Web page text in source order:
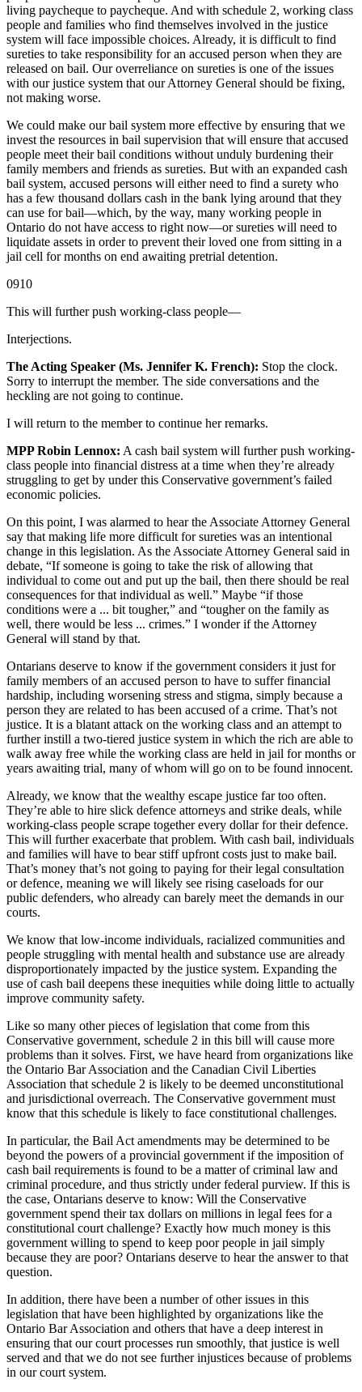
living paycheque to paycheque. And with schedule 2, working class
people and families who find themselves involved in the justice
system will face impossible choices. Already, it is difficult to find
sureties to take responsibility for an accused person when they are
released on bail. Our overreliance on sureties is one of the issues
with our justice system that our Attorney General should be fixing,
not making worse.
We could make our bail system more effective by ensuring that we
invest the resources in bail supervision that will ensure that accused
people meet their bail conditions without unduly burdening their
family members and friends as sureties. But with an expanded cash
bail system, accused persons will either need to find a surety who
has a few thousand dollars cash in the bank lying around that they
can use for bail—which, by the way, many working people in
Ontario do not have access to right now—or sureties will need to
liquidate assets in order to prevent their loved one from sitting in a
jail cell for months on end awaiting pretrial detention.
0910
This will further push working-class people—
Interjections.
The Acting Speaker (Ms. Jennifer K. French): Stop the clock.
Sorry to interrupt the member. The side conversations and the
heckling are not going to continue.
I will return to the member to continue her remarks.
MPP Robin Lennox: A cash bail system will further push working-
class people into financial distress at a time when they’re already
struggling to get by under this Conservative government’s failed
economic policies.
On this point, I was alarmed to hear the Associate Attorney General
say that making life more difficult for sureties was an intentional
change in this legislation. As the Associate Attorney General said in
debate, “If someone is going to take the risk of allowing that
individual to come out and put up the bail, then there should be real
consequences for that individual as well.” Maybe “if those
conditions were a ... bit tougher,” and “tougher on the family as
well, there would be less ... crimes.” I wonder if the Attorney
General will stand by that.
Ontarians deserve to know if the government considers it just for
family members of an accused person to have to suffer financial
hardship, including worsening stress and stigma, simply because a
person they are related to has been accused of a crime. That’s not
justice. It is a blatant attack on the working class and an attempt to
further instill a two-tiered justice system in which the rich are able to
walk away free while the working class are held in jail for months or
years awaiting trial, many of whom will go on to be found innocent.
Already, we know that the wealthy escape justice far too often.
They’re able to hire slick defence attorneys and strike deals, while
working-class people scrape together every dollar for their defence.
This will further exacerbate that problem. With cash bail, individuals
and families will have to bear stiff upfront costs just to make bail.
That’s money that’s not going to paying for their legal consultation
or defence, meaning we will likely see rising caseloads for our
public defenders, who already can barely meet the demands in our
courts.
We know that low-income individuals, racialized communities and
people struggling with mental health and substance use are already
disproportionately impacted by the justice system. Expanding the
use of cash bail deepens these inequities while doing little to actually
improve community safety.
Like so many other pieces of legislation that come from this
Conservative government, schedule 2 in this bill will cause more
problems than it solves. First, we have heard from organizations like
the Ontario Bar Association and the Canadian Civil Liberties
Association that schedule 2 is likely to be deemed unconstitutional
and jurisdictional overreach. The Conservative government must
know that this schedule is likely to face constitutional challenges.
In particular, the Bail Act amendments may be determined to be
beyond the powers of a provincial government if the imposition of
cash bail requirements is found to be a matter of criminal law and
criminal procedure, and thus strictly under federal purview. If this is
the case, Ontarians deserve to know: Will the Conservative
government spend their tax dollars on millions in legal fees for a
constitutional court challenge? Exactly how much money is this
government willing to spend to keep poor people in jail simply
because they are poor? Ontarians deserve to hear the answer to that
question.
In addition, there have been a number of other issues in this
legislation that have been highlighted by organizations like the
Ontario Bar Association and others that have a deep interest in
ensuring that our court processes run smoothly, that justice is well
served and that we do not see further injustices because of problems
in our court system.